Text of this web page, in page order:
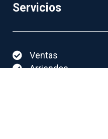
Servicios
Ventas
Arriendos